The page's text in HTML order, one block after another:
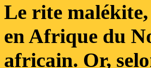
Le rite
en Afrique du
africain. Or,